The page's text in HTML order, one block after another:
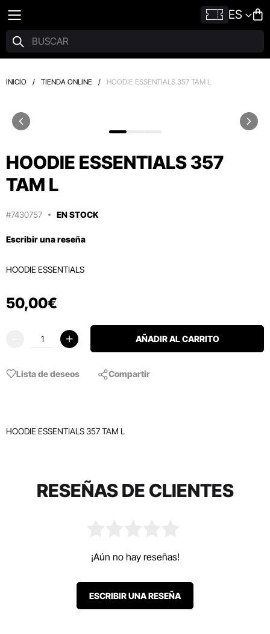
ES
INICIO / TIENDA ONLINE / HOODIE ESSENTIALS 357 TAM L
HOODIE ESSENTIALS 357
TAM L
#7430757 EN STOCK
Escribir una reseña
HOODIE ESSENTIALS
50,00€
AÑADIR AL CARRITO
Lista de deseos Compartir
HOODIE ESSENTIALS 357 TAM L
RESEÑAS DE CLIENTES
¡Aún no hay reseñas!
ESCRIBIR UNA RESEÑA